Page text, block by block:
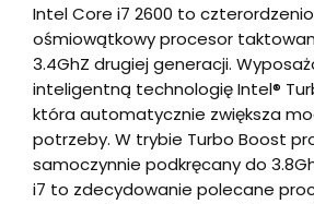
Intel Core i7 2600 to
ośmiowątkowy procesor
3.4GhZ drugiej generacji.
inteligentną technologię Intel®
która automatycznie zwiększa
potrzeby. W trybie Turbo Boost
samoczynnie podkręcany do
i7 to zdecydowanie polecane